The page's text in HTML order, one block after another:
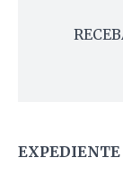
EXPEDIENTE